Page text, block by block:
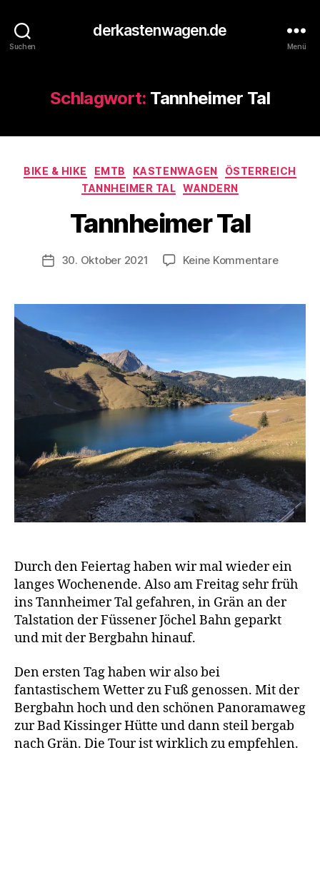
Suchen
derkastenwagen.de
Menü
Schlagwort: Tannheimer Tal
Kategorien
BIKE & HIKE EMTB KASTENWAGEN
ÖSTERREICH
TANNHEIMER TAL
WANDERN
Tannheimer Tal
Beitragsautor
d
e
K
a
t
n
Veröffentlichungsdatum
30. Oktober 2021 Keine Kommentarezu
Durch den Feiertag haben wir mal wieder ein
langes Wochenende. Also am Freitag sehr früh
ins Tannheimer Tal gefahren, in Grän an der
Talstation der Füssener Jöchel Bahn geparkt
und mit der Bergbahn hinauf.
Den ersten Tag haben wir also bei
fantastischem Wetter zu Fuß genossen. Mit der
Bergbahn hoch und den schönen Panoramaweg
zur Bad Kissinger Hütte und dann steil bergab
nach Grän. Die Tour ist wirklich zu empfehlen.